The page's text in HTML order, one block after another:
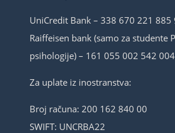
UniCredit Bank – 338 670 221 885
Raiffeisen bank (samo za studente
psihologije) – 161 055 002 542
Za uplate iz inostranstva:
Broj računa: 200 162 840 00
SWIFT: UNCRBA22